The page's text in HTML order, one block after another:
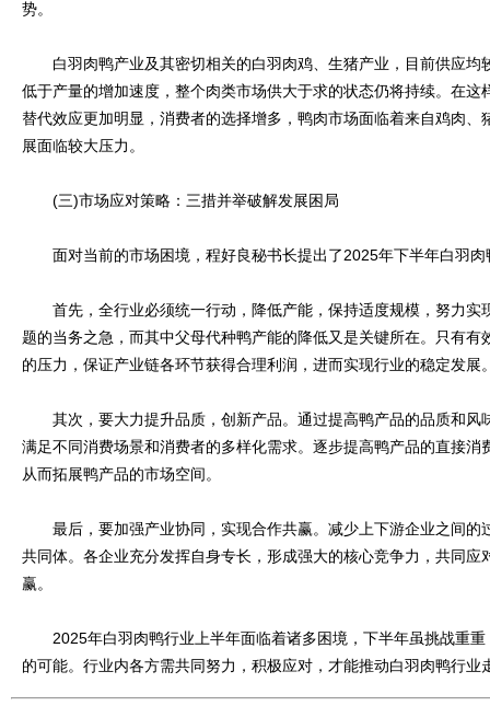
势。
白羽肉鸭产业及其密切相关的白羽肉鸡、生猪产业，目前供应均
低于产量的增加速度，整个肉类市场供大于求的状态仍将持续。在这
替代效应更加明显，消费者的选择增多，鸭肉市场面临着来自鸡肉、
展面临较大压力。
(三)市场应对策略：三措并举破解发展困局
面对当前的市场困境，程好良秘书长提出了2025年下半年白羽肉
首先，全行业必须统一行动，降低产能，保持适度规模，努力实
题的当务之急，而其中父母代种鸭产能的降低又是关键所在。只有有
的压力，保证产业链各环节获得合理利润，进而实现行业的稳定发展
其次，要大力提升品质，创新产品。通过提高鸭产品的品质和风
满足不同消费场景和消费者的多样化需求。逐步提高鸭产品的直接消
从而拓展鸭产品的市场空间。
最后，要加强产业协同，实现合作共赢。减少上下游企业之间的
共同体。各企业充分发挥自身专长，形成强大的核心竞争力，共同应
赢。
2025年白羽肉鸭行业上半年面临着诸多困境，下半年虽挑战重重
的可能。行业内各方需共同努力，积极应对，才能推动白羽肉鸭行业